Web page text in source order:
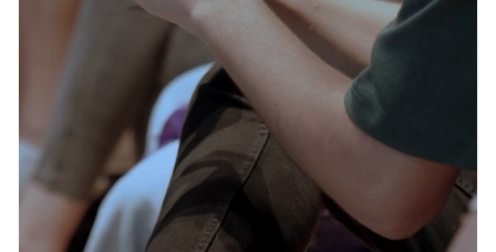
Servizi e accessibilità
Biglietti